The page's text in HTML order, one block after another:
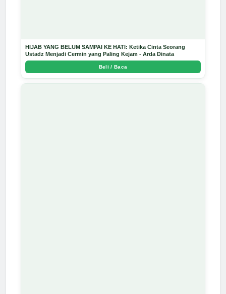
HIJAB YANG BELUM SAMPAI KE HATI: Ketika Cinta Seorang
Ustadz Menjadi Cermin yang Paling Kejam - Arda Dinata
Beli / Baca